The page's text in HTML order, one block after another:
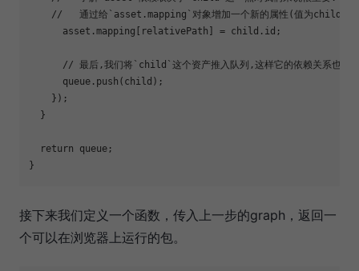
//   通过给`asset.mapping`对象增加一个新的属性(值为
      asset.mapping[relativePath] = child.id;
// 最后,我们将`child`这个资产推入队列,这样它的依赖关系也将
      queue.push(child);
    });
  }
return queue;
接下来我们定义一个函数，传入上一步的graph，返回一
个可以在浏览器上运行的包。